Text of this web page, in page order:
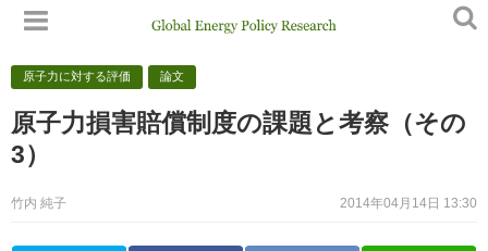
原子力に対する評価 論文
原子力損害賠償制度の課題と考察（その
3）
2014年04月14日 13:30
竹内 純子